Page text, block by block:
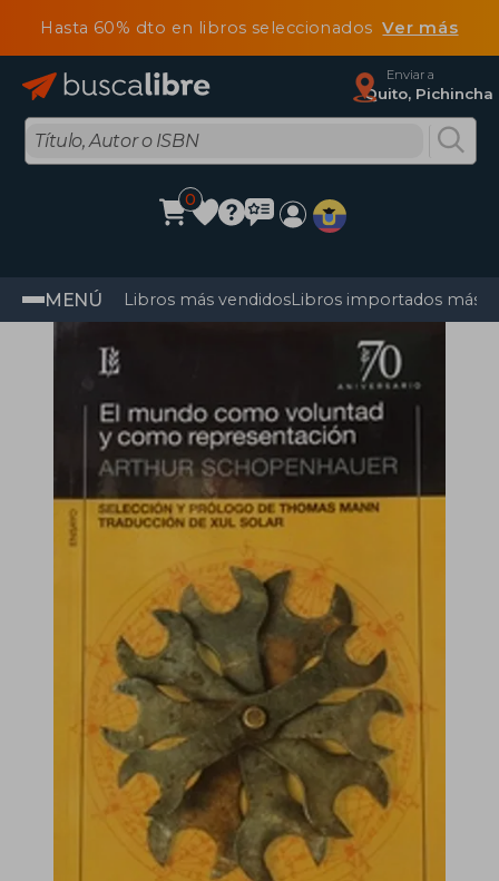
Hasta 60% dto en libros seleccionadosVer más
Enviar a
Quito, Pichincha
0
MENÚ Libros más vendidosLibros importados más